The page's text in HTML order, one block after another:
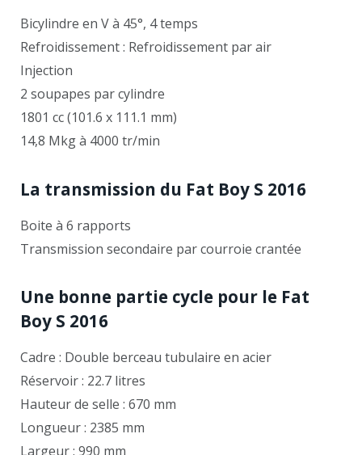
Bicylindre en V à 45°, 4 temps
Refroidissement : Refroidissement par air
Injection
2 soupapes par cylindre
1801 cc (101.6 x 111.1 mm)
14,8 Mkg à 4000 tr/min
La transmission du Fat Boy S 2016
Boite à 6 rapports
Transmission secondaire par courroie crantée
Une bonne partie cycle pour le Fat
Boy S 2016
Cadre : Double berceau tubulaire en acier
Réservoir : 22.7 litres
Hauteur de selle : 670 mm
Longueur : 2385 mm
Largeur : 990 mm